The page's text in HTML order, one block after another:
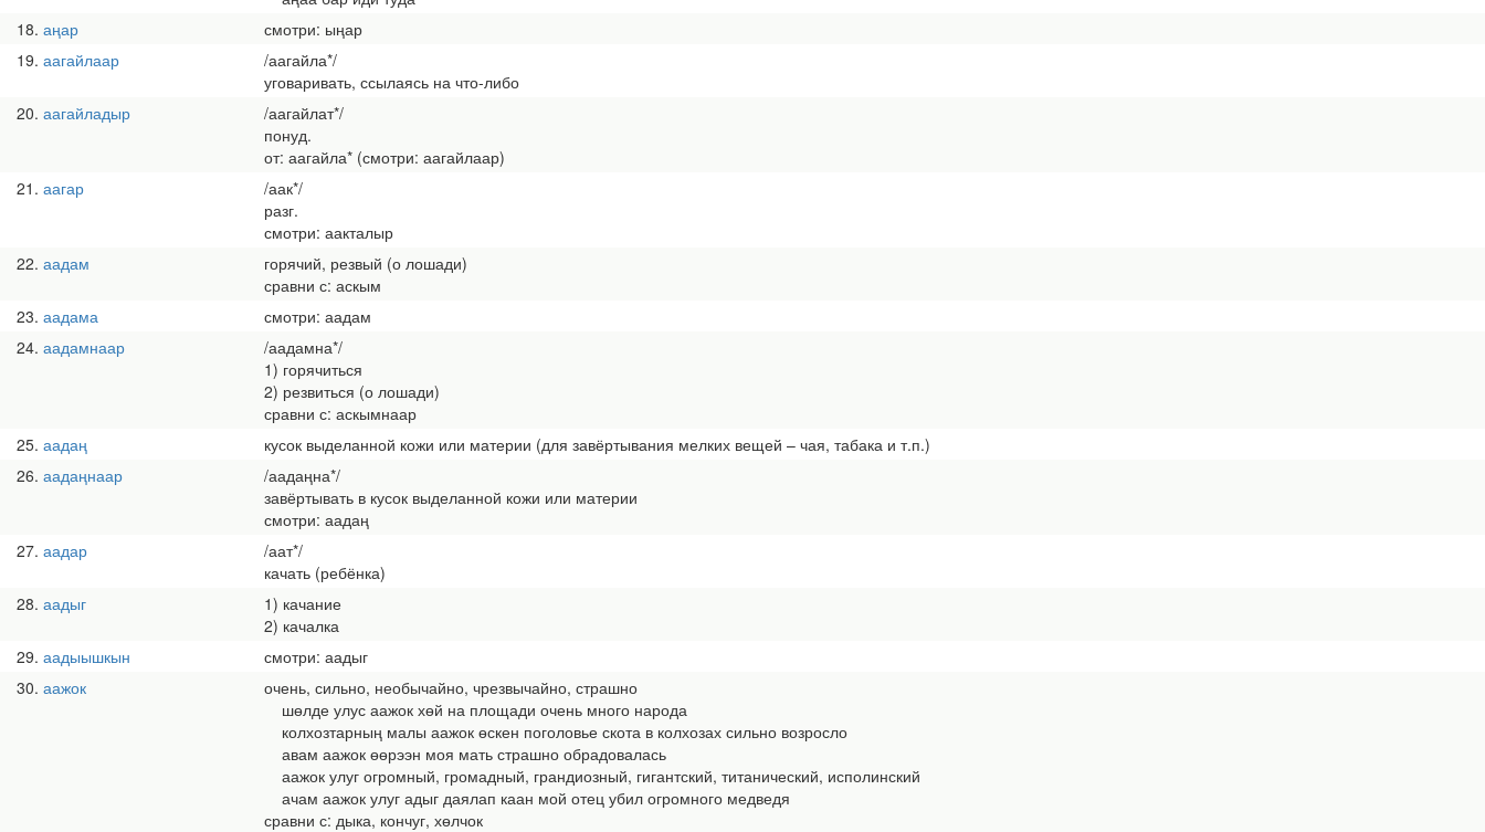
18 аңар
смотри: ыңар
19 аагайлаар
/аагайла*/
уговаривать, ссылаясь на что-либо
20 аагайладыр
/аагайлат*/
понуд.
от: аагайла* (смотри: аагайлаар)
21 аагар
/аак*/
разг.
смотри: аакталыр
22 аадам
горячий, резвый (о лошади)
сравни с: аскым
23 аадама
смотри: аадам
24 аадамнаар
/аадамна*/
1) горячиться
2) резвиться (о лошади)
сравни с: аскымнаар
25 аадаң
кусок выделанной кожи или материи (для завёртывания мелких вещей – чая, табака и т.п.)
26 аадаңнаар
/аадаңна*/
завёртывать в кусок выделанной кожи или материи
смотри: аадаң
27 аадар
/аат*/
качать (ребёнка)
28 аадыг
1) качание
2) качалка
29 аадыышкын
смотри: аадыг
30 аажок
очень, сильно, необычайно, чрезвычайно, страшно
шөлде улус аажок хөй на площади очень много народа
колхозтарның малы аажок өскен поголовье скота в колхозах сильно возросло
авам аажок өөрээн моя мать страшно обрадовалась
аажок улуг огромный, громадный, грандиозный, гигантский, титанический, исполинский
ачам аажок улуг адыг даялап каан мой отец убил огромного медведя
сравни с: дыка, кончуг, хөлчок